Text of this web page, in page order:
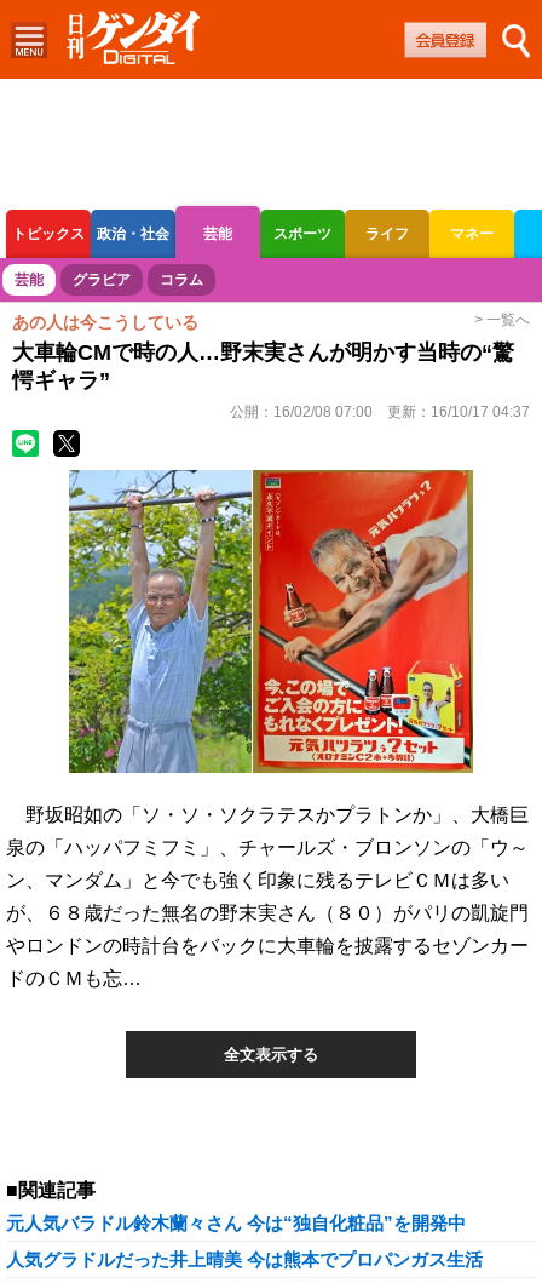
トピックス 政治・社会 芸能 スポーツ ライフ マネー
ボートレース 競輪 オートレース
芸能 グラビア コラム
あの人は今こうしている > 一覧へ
大車輪CMで時の人…野末実さんが明かす当時の“驚
愕ギャラ”
公開： 16/02/08 07:00 更新： 16/10/17 04:37
野坂昭如の「ソ・ソ・ソクラテスかプラトンか」、大橋巨
泉の「ハッパフミフミ」、チャールズ・ブロンソンの「ウ～
ン、マンダム」と今でも強く印象に残るテレビＣＭは多い
が、６８歳だった無名の野末実さん（８０）がパリの凱旋門
やロンドンの時計台をバックに大車輪を披露するセゾンカー
ドのＣＭも忘…
全文表示する
■関連記事
元人気バラドル鈴木蘭々さん 今は“独自化粧品”を開発中
人気グラドルだった井上晴美 今は熊本でプロパンガス生活